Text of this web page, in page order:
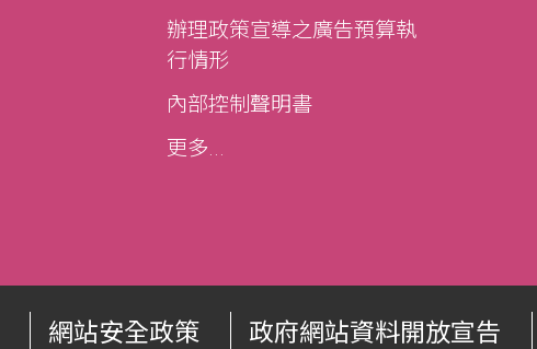
辦理政策宣導之廣告預算執
行情形
內部控制聲明書
更多...
網站安全政策 政府網站資料開放宣告